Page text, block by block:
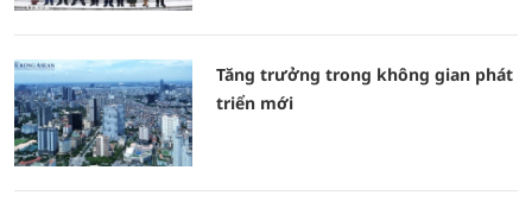
Tăng trưởng trong không gian phát
triển mới